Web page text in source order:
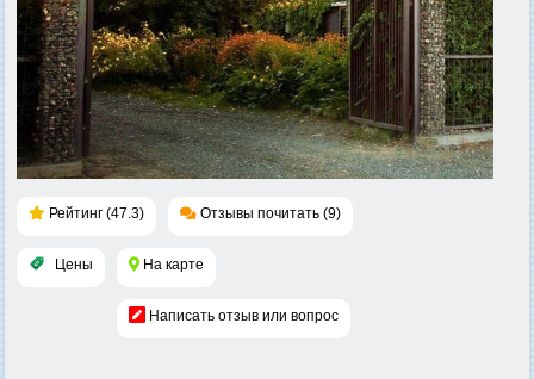
Рейтинг (47.3) Отзывы почитать (9)
Цены На карте
Написать отзыв или вопрос